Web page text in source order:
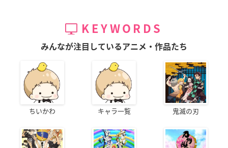
KEYWORDS
みんなが注目しているアニメ・作品たち
ちいかわ キャラ一覧 鬼滅の刃